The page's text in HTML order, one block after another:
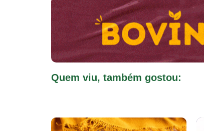
Quem viu, também gostou: